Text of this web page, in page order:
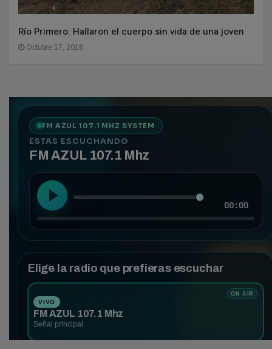
Río Primero: Hallaron el cuerpo sin vida de una joven
Octubre 17, 2018